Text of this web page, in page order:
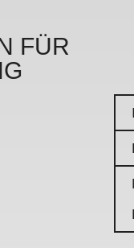
FÜR